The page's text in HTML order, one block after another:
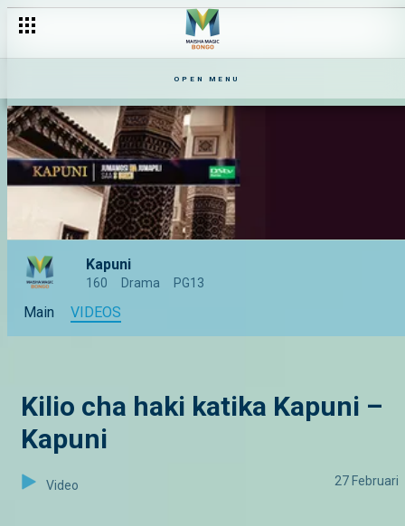
OPEN MENU
Kapuni
160 Drama PG13
Main VIDEOS
Kilio cha haki katika Kapuni –
Kapuni
Video 27 Februari